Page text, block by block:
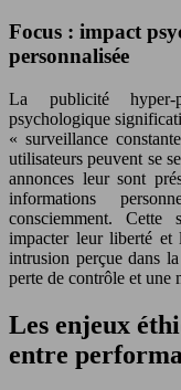
Focus : impact
personnalisée
La publicité hyper-
psychologique
« surveillance
utilisateurs peuvent se
annonces leur sont
informations
consciemment. Cette
impacter leur liberté et
intrusion perçue dans
perte de contrôle et une
Les enjeux
entre